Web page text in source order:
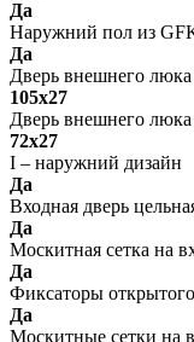
Да
Наружний пол из
Да
Дверь внешнего люка
105x27
Дверь внешнего люка
72x27
I – наружний дизайн
Да
Входная дверь
Да
Москитная сетка на
Да
Фиксаторы
Да
Москитные сетки на